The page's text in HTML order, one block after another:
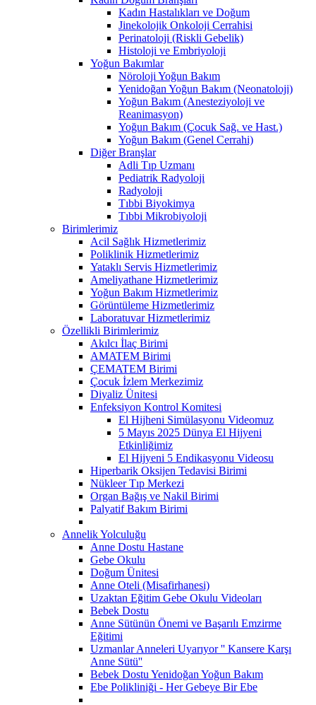
Kadın Hastalıkları ve Doğum
Jinekolojik Onkoloji Cerrahisi
Perinatoloji (Riskli Gebelik)
Histoloji ve Embriyoloji
Yoğun Bakımlar
Nöroloji Yoğun Bakım
Yenidoğan Yoğun Bakım (Neonatoloji)
Yoğun Bakım (Anesteziyoloji ve
Reanimasyon)
Yoğun Bakım (Çocuk Sağ. ve Hast.)
Yoğun Bakım (Genel Cerrahi)
Diğer Branşlar
Adli Tıp Uzmanı
Pediatrik Radyoloji
Radyoloji
Tıbbi Biyokimya
Tıbbi Mikrobiyoloji
Birimlerimiz
Acil Sağlık Hizmetlerimiz
Poliklinik Hizmetlerimiz
Yataklı Servis Hizmetlerimiz
Ameliyathane Hizmetlerimiz
Yoğun Bakım Hizmetlerimiz
Görüntüleme Hizmetlerimiz
Laboratuvar Hizmetlerimiz
Özellikli Birimlerimiz
Akılcı İlaç Birimi
AMATEM Birimi
ÇEMATEM Birimi
Çocuk İzlem Merkezimiz
Diyaliz Ünitesi
Enfeksiyon Kontrol Komitesi
El Hijheni Simülasyonu Videomuz
5 Mayıs 2025 Dünya El Hijyeni
Etkinliğimiz
El Hijyeni 5 Endikasyonu Videosu
Hiperbarik Oksijen Tedavisi Birimi
Nükleer Tıp Merkezi
Organ Bağış ve Nakil Birimi
Palyatif Bakım Birimi
Annelik Yolculuğu
Anne Dostu Hastane
Gebe Okulu
Doğum Ünitesi
Anne Oteli (Misafirhanesi)
Uzaktan Eğitim Gebe Okulu Videoları
Bebek Dostu
Anne Sütünün Önemi ve Başarılı Emzirme
Eğitimi
Uzmanlar Anneleri Uyarıyor '' Kansere Karşı
Anne Sütü''
Bebek Dostu Yenidoğan Yoğun Bakım
Ebe Polikliniği - Her Gebeye Bir Ebe